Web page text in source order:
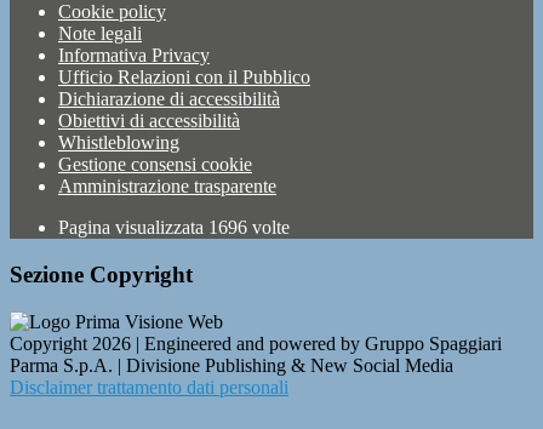
Cookie policy
Note legali
Informativa Privacy
Ufficio Relazioni con il Pubblico
Dichiarazione di accessibilità
Obiettivi di accessibilità
Whistleblowing
Gestione consensi cookie
Amministrazione trasparente
Pagina visualizzata 1696 volte
Sezione Copyright
Copyright 2026 | Engineered and powered by Gruppo Spaggiari
Parma S.p.A. | Divisione Publishing & New Social Media
Disclaimer trattamento dati personali